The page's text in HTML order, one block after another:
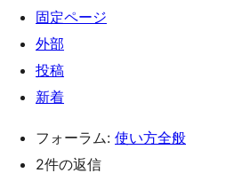
固定ページ
外部
投稿
新着
フォーラム: 使い方全般
2件の返信